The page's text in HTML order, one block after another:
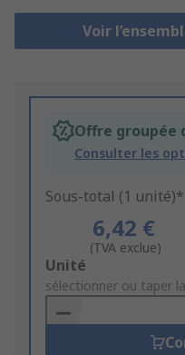
Voir
Offre groupée
Consulter les
Sous-total (1 unité)*
6,42 €
(TVA exclue)
Add
to
Basket
Unité
sélectionner ou taper